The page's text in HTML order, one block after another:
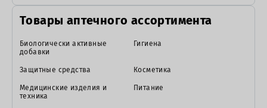
Товары аптечного ассортимента
Биологически активные
добавки
Гигиена
Защитные средства
Косметика
Медицинские изделия и
техника
Питание